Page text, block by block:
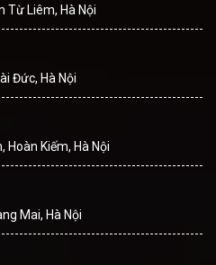
Từ Liêm, Hà Nội
Đức, Hà Nội
Hoàn Kiếm, Hà Nội
Mai, Hà Nội